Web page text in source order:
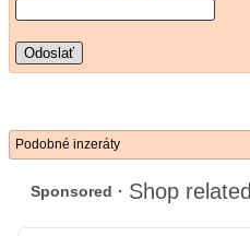
Odoslať
Podobné inzeráty